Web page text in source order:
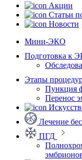
Акции
Статьи
Новости
Мини-ЭКО
Подготовка к
Этапы
Пункция
Перенос
Лечение
ПГД